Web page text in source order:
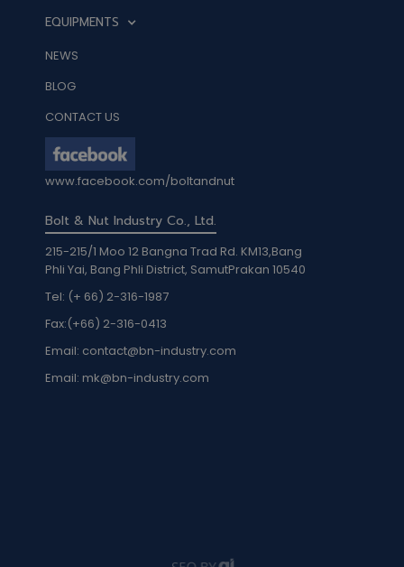
EQUIPMENTS
NEWS
BLOG
CONTACT US
www.facebook.com/boltandnut
Bolt & Nut Industry Co., Ltd.
215-215/1 Moo 12 Bangna Trad Rd. KM13,Bang
Phli Yai, Bang Phli District, SamutPrakan 10540
Tel: (+ 66) 2-316-1987
Fax:(+66) 2-316-0413
Email: contact@bn-industry.com
Email: mk@bn-industry.com